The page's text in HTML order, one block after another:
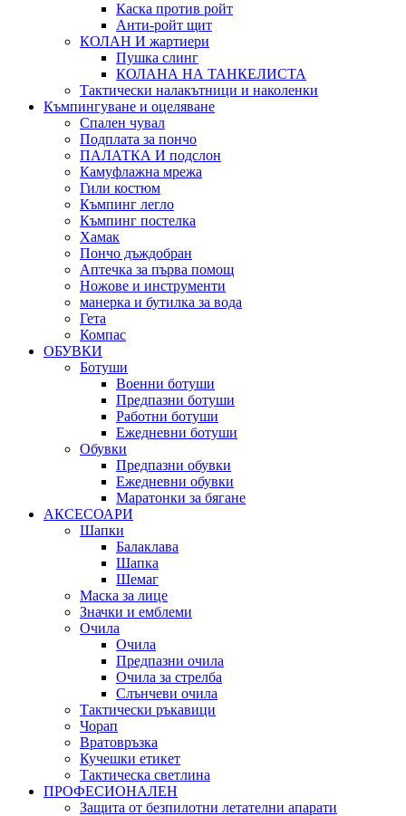
Каска против ройт
Анти-ройт щит
КОЛАН И жартиери
Пушка слинг
КОЛАНА НА ТАНКЕЛИСТА
Тактически налакътници и наколенки
Къмпингуване и оцеляване
Спален чувал
Подплата за пончо
ПАЛАТКА И подслон
Камуфлажна мрежа
Гили костюм
Къмпинг легло
Къмпинг постелка
Хамак
Пончо дъждобран
Аптечка за първа помощ
Ножове и инструменти
манерка и бутилка за вода
Гета
Компас
ОБУВКИ
Ботуши
Военни ботуши
Предпазни ботуши
Работни ботуши
Ежедневни ботуши
Обувки
Предпазни обувки
Ежедневни обувки
Маратонки за бягане
АКСЕСОАРИ
Шапки
Балаклава
Шапка
Шемаг
Маска за лице
Значки и емблеми
Очила
Очила
Предпазни очила
Очила за стрелба
Слънчеви очила
Тактически ръкавици
Чорап
Вратовръзка
Кучешки етикет
Тактическа светлина
ПРОФЕСИОНАЛЕН
Защита от безпилотни летателни апарати